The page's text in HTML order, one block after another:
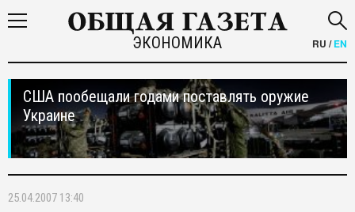
ЭКОНОМИКА RU /EN
США пообещали годами поставлять оружие
Украине
25.04.2007 13:40